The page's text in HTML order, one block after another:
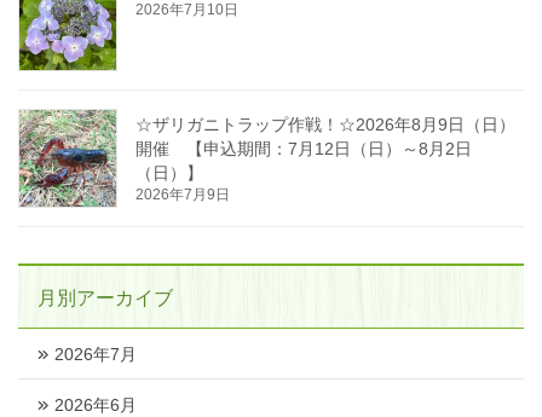
2026年7月10日
☆ザリガニトラップ作戦！☆2026年8月9日（日）
開催 【申込期間：7月12日（日）～8月2日
（日）】
2026年7月9日
月別アーカイブ
2026年7月
2026年6月